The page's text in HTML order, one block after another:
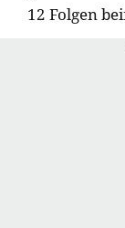
12 Folgen